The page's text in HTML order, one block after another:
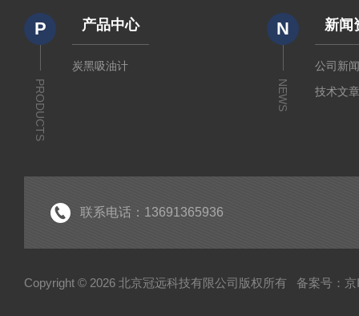
P
PRODUCTS
产品中心
炭黑吸油计
N
NEWS
新闻
公司新
技术文
联系电话：13691365936
Copyright © 2026 北京冠远科技有限公司版权所有 备案号：